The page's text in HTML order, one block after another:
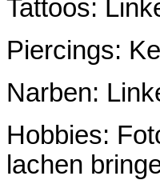
Tattoos:
Piercings:
Narben:
Hobbies:
lachen